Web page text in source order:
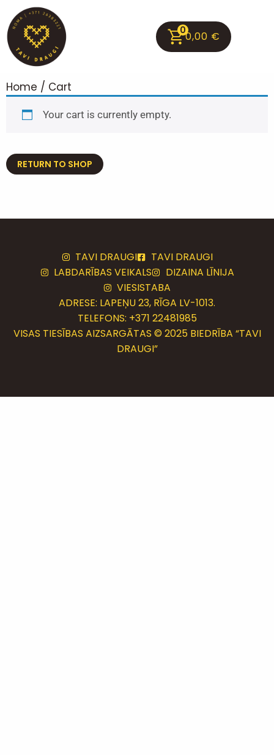
00,00 €
Home / Cart
Your cart is currently empty.
RETURN TO SHOP
TAVI DRAUGI
TAVI DRAUGI
LABDARĪBAS VEIKALS
DIZAINA LĪNIJA
VIESISTABA
ADRESE: LAPEŅU 23, RĪGA LV-1013.
TELEFONS: +371 22481985
VISAS TIESĪBAS AIZSARGĀTAS © 2025 BIEDRĪBA “TAVI
DRAUGI”